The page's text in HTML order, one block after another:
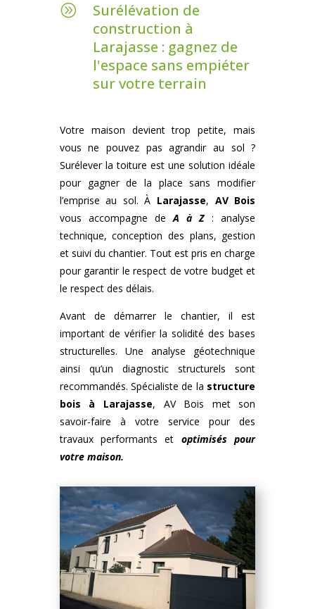
A
Surélévation de
construction à
Larajasse : gagnez de
l'espace sans empiéter
sur votre terrain
Votre maison devient trop petite, mais
vous ne pouvez pas agrandir au sol ?
Surélever la toiture est une solution idéale
pour gagner de la place sans modifier
l’emprise au sol. À Larajasse, AV Bois
vous accompagne deA à Z: analyse
technique, conception des plans, gestion
et suivi du chantier. Tout est pris en charge
pour garantir le respect de votre budget et
le respect des délais.
Avant de démarrer le chantier, il est
important de vérifier la solidité des bases
structurelles. Une analyse géotechnique
ainsi qu’un diagnostic structurels sont
recommandés. Spécialiste de la structure
bois
à Larajasse, AV Bois met son
savoir-faire à votre service pour des
travaux performants et optimisés pour
votre maison.